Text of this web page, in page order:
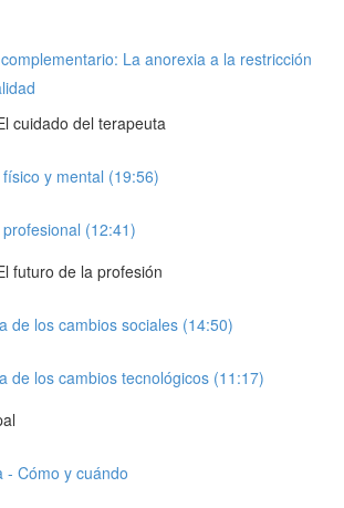
La anorexia a la restricción
cuidado del terapeuta
y mental (19:56)
(12:41)
futuro de la profesión
de los cambios sociales (14:50)
de los cambios tecnológicos (11:17)
- Cómo y cuándo